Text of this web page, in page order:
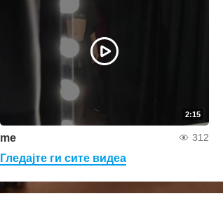
2:15
me 312
Гледајте ги сите видеа